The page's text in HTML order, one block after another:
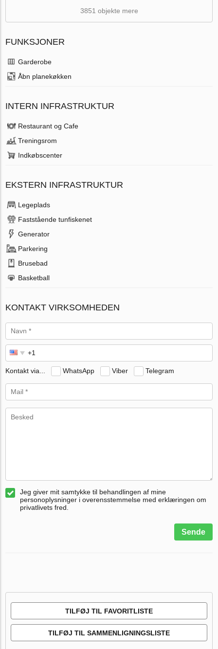
3851 objekte mere
FUNKSJONER
Garderobe
Åbn planekøkken
INTERN INFRASTRUKTUR
Restaurant og Cafe
Treningsrom
Indkøbscenter
EKSTERN INFRASTRUKTUR
Legeplads
Faststående tunfiskenet
Generator
Parkering
Brusebad
Basketball
KONTAKT VIRKSOMHEDEN
Kontakt via... WhatsApp Viber Telegram
Jeg giver mit samtykke til behandlingen af mine
personoplysninger i overensstemmelse med erklæringen om
privatlivets fred.
Sende
TILFØJ TIL FAVORITLISTE
TILFØJ TIL SAMMENLIGNINGSLISTE